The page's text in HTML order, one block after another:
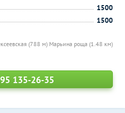
(788 м) Марьина роща (1.48 км)
1500
1500
135-26-35